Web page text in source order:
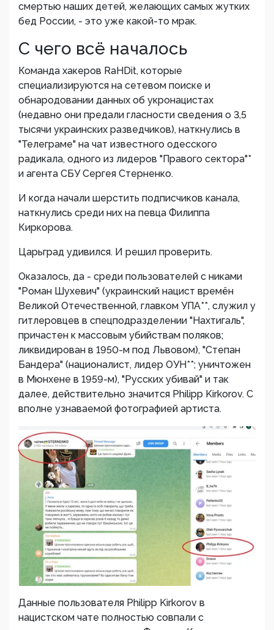
смертью наших детей, желающих самых жутких
бед России, - это уже какой-то мрак.
С чего всё началось
Команда хакеров RaHDit, которые
специализируются на сетевом поиске и
обнародовании данных об укронацистах
(недавно они предали гласности сведения о 3,5
тысячи украинских разведчиков), наткнулись в
"Телеграме" на чат известного одесского
радикала, одного из лидеров "Правого сектора"*
и агента СБУ Сергея Стерненко.
И когда начали шерстить подписчиков канала,
наткнулись среди них на певца Филиппа
Киркорова.
Царьград удивился. И решил проверить.
Оказалось, да - среди пользователей с никами
"Роман Шухевич" (украинский нацист времён
Великой Отечественной, главком УПА**, служил у
гитлеровцев в спецподразделении "Нахтигаль",
причастен к массовым убийствам поляков;
ликвидирован в 1950-м под Львовом), "Степан
Бандера" (националист, лидер ОУН**; уничтожен
в Мюнхене в 1959-м), "Русских убивай" и так
далее, действительно значится Philipp Kirkorov. С
вполне узнаваемой фотографией артиста.
Данные пользователя Philipp Kirkorov в
нацистском чате полностью совпали с